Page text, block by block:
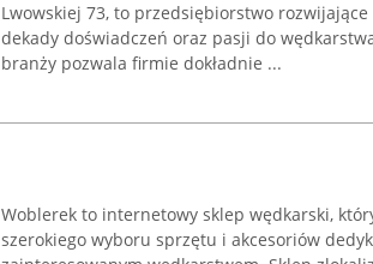
Lwowskiej 73, to przedsiębiorstwo
dekady doświadczeń oraz pasji do
branży pozwala firmie dokładnie ...
Woblerek to internetowy sklep wędkarski,
szerokiego wyboru sprzętu i akcesoriów